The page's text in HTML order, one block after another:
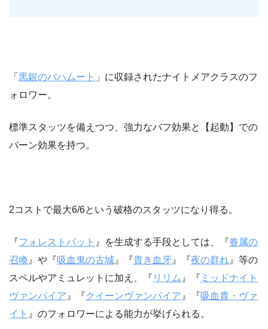
「 黒銀のバハムート 」に収録されたナイトメアクラスのフ
ォロワー。
標準スタッツを備えつつ、強力なバフ効果と【起動】での
バーン効果を持つ。
2コストで最大6/6という破格のスタッツになり得る。
『フォレストバット 』を生成する手段としては、『眷属の
召喚 』や『吸血鬼の古城 』『貴き血牙 』『夜の群れ 』等の
スペルやアミュレットに加え、『 リリム 』『 ミッドナイト
ヴァンパイア 』『クイーンヴァンパイア 』『吸血貴・ヴァ
イト 』のフォロワーによる能力が挙げられる。